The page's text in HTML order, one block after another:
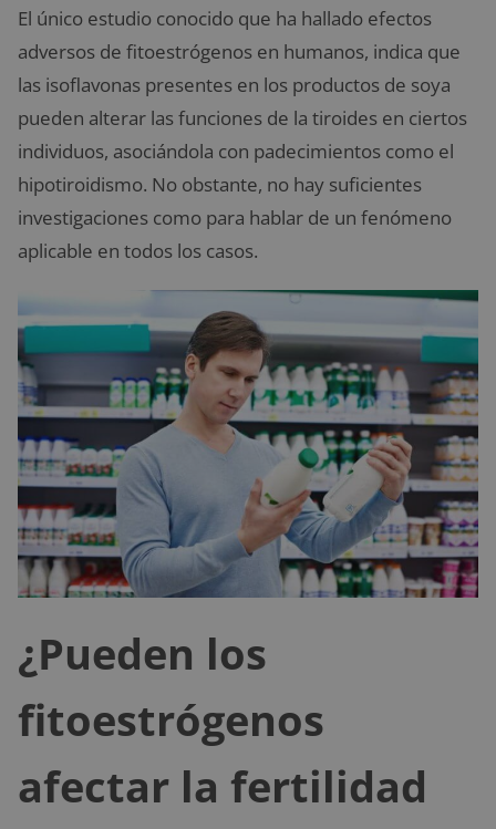
El único estudio conocido que ha hallado efectos
adversos de fitoestrógenos en humanos, indica que
las isoflavonas presentes en los productos de soya
pueden alterar las funciones de la tiroides en ciertos
individuos, asociándola con padecimientos como el
hipotiroidismo. No obstante, no hay suficientes
investigaciones como para hablar de un fenómeno
aplicable en todos los casos.
¿Pueden los
fitoestrógenos
afectar la fertilidad